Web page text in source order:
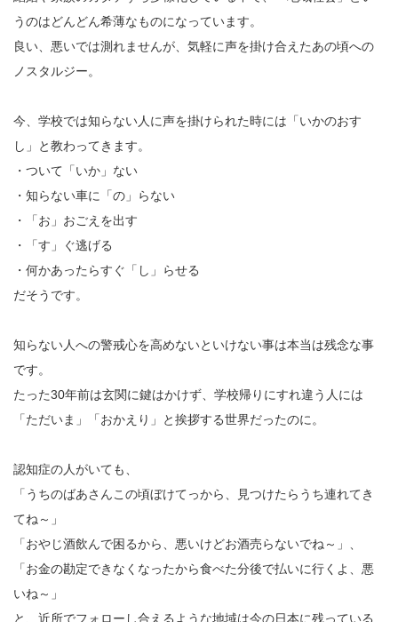
うのはどんどん希薄なものになっています。
良い、悪いでは測れませんが、気軽に声を掛け合えたあの頃への
ノスタルジー。
今、学校では知らない人に声を掛けられた時には「いかのおす
し」と教わってきます。
・ついて「いか」ない
・知らない車に「の」らない
・「お」おごえを出す
・「す」ぐ逃げる
・何かあったらすぐ「し」らせる
だそうです。
知らない人への警戒心を高めないといけない事は本当は残念な事
です。
たった30年前は玄関に鍵はかけず、学校帰りにすれ違う人には
「ただいま」「おかえり」と挨拶する世界だったのに。
認知症の人がいても、
「うちのばあさんこの頃ぼけてっから、見つけたらうち連れてき
てね～」
「おやじ酒飲んで困るから、悪いけどお酒売らないでね～」、
「お金の勘定できなくなったから食べた分後で払いに行くよ、悪
いね～」
と、近所でフォローし合えるような地域は今の日本に残っている